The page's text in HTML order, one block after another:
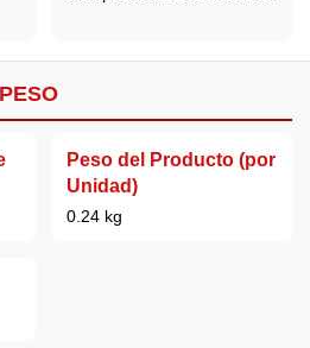
Peso del Producto (por
Unidad)
0.24 kg